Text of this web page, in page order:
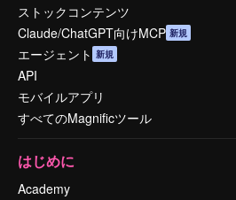
ストックコンテンツ
Claude/ChatGPT向けMCP 新規
エージェント 新規
API
モバイルアプリ
すべてのMagnificツール
はじめに
Academy